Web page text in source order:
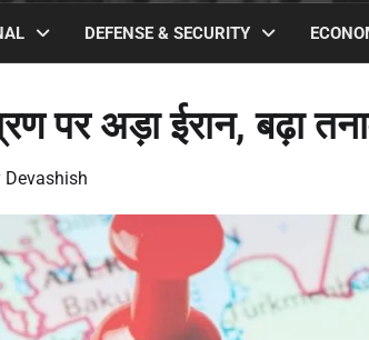
DEFENSE & SECURITY
पर अड़ा ईरान, बढ़ा
Devashish